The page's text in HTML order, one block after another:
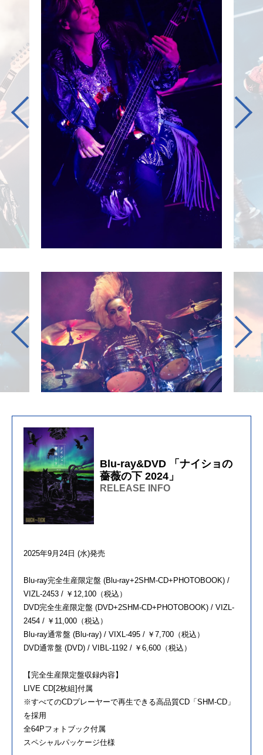
Blu-ray&DVD 「ナイショの
薔薇の下 2024」
RELEASE INFO
2025年9月24日 (水)発売
Blu-ray完全生産限定盤 (Blu-ray+2SHM-CD+PHOTOBOOK) /
VIZL-2453 / ￥12,100（税込）
DVD完全生産限定盤 (DVD+2SHM-CD+PHOTOBOOK) / VIZL-
2454 / ￥11,000（税込）
Blu-ray通常盤 (Blu-ray) / VIXL-495 / ￥7,700（税込）
DVD通常盤 (DVD) / VIBL-1192 / ￥6,600（税込）
【完全生産限定盤収録内容】
LIVE CD[2枚組]付属
※すべてのCDプレーヤーで再生できる高品質CD「SHM-CD」
を採用
全64Pフォトブック付属
スペシャルパッケージ仕様